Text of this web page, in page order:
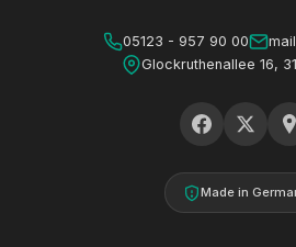
05123 - 957 90 00
Glockruthenallee 16,
Made in